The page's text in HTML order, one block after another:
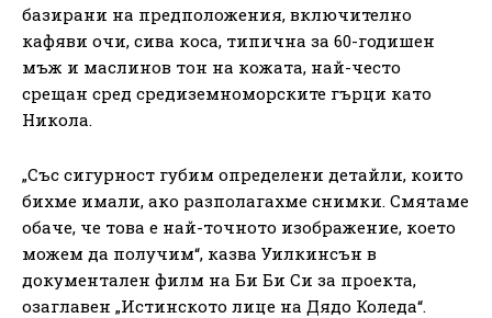
базирани на предположения, включително
кафяви очи, сива коса, типична за 60-годишен
мъж и маслинов тон на кожата, най-често
срещан сред средиземноморските гърци като
Никола.
„Със сигурност губим определени детайли, които
бихме имали, ако разполагахме снимки. Смятаме
обаче, че това е най-точното изображение, което
можем да получим“, казва Уилкинсън в
документален филм на Би Би Си за проекта,
озаглавен „Истинското лице на Дядо Коледа“.